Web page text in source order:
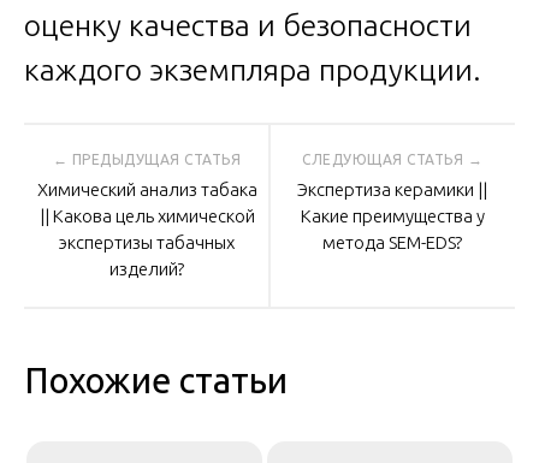
оценку качества и безопасности
каждого экземпляра продукции.
Навигация
по
записям
Химический анализ табака
|| Какова цель химической
экспертизы табачных
изделий?
Экспертиза керамики ||
Какие преимущества у
метода SEM-EDS?
Похожие статьи